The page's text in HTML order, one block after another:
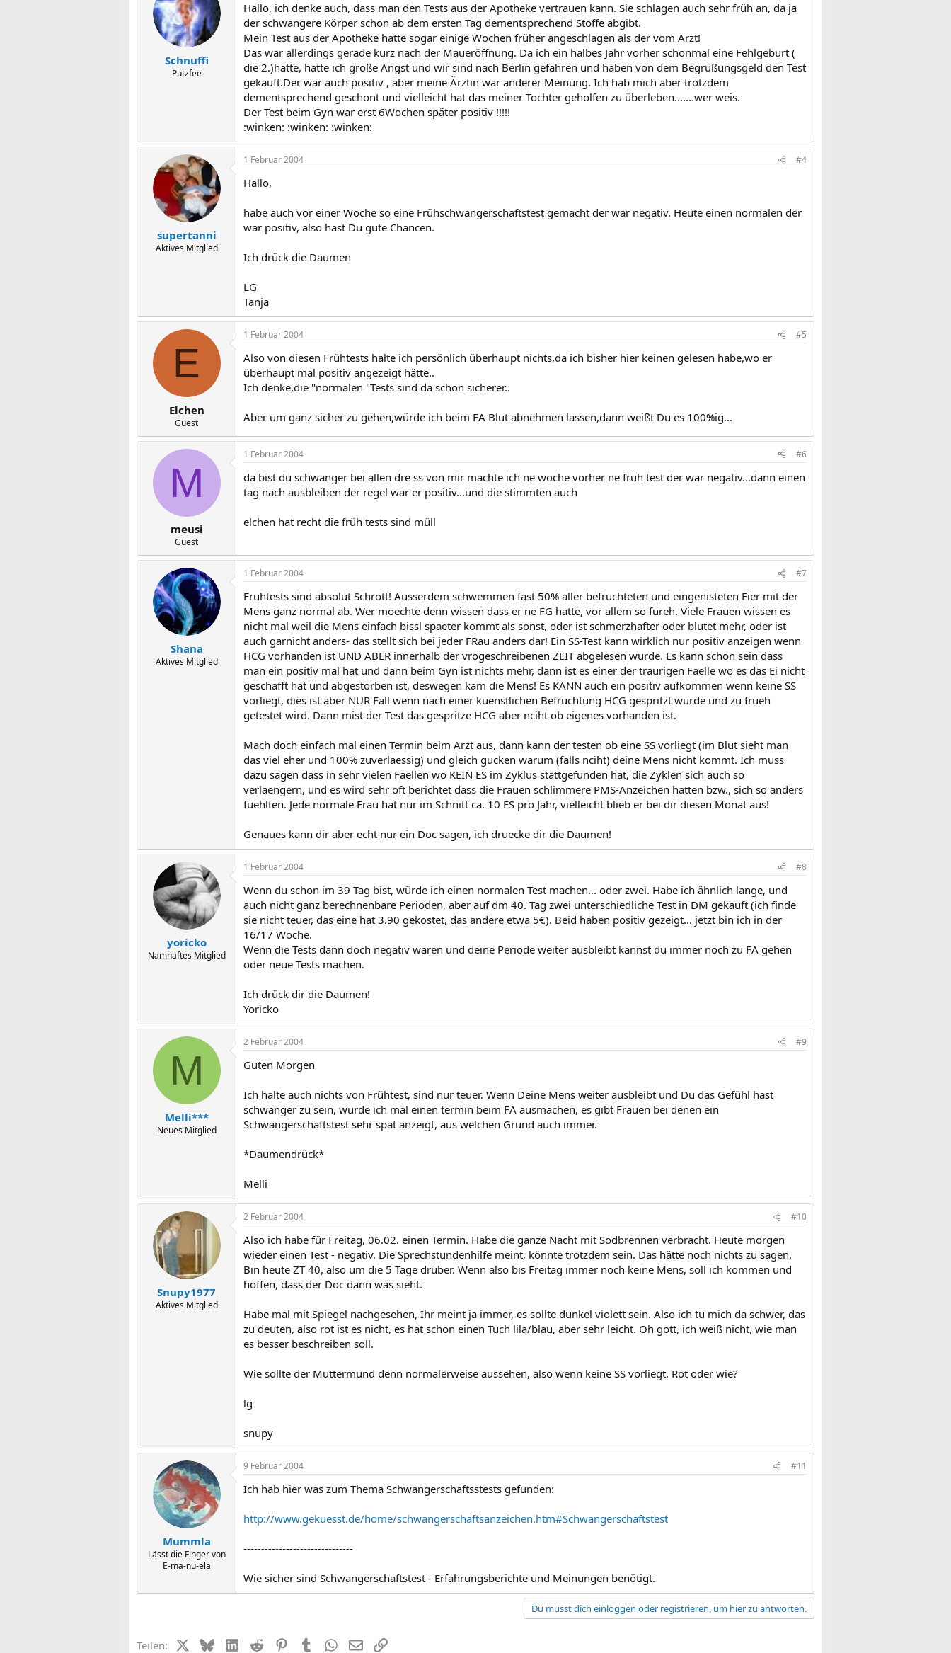
Schnuffi
Putzfee
Hallo, ich denke auch, dass man den Tests aus der Apotheke vertrauen kann. Sie schlagen auch sehr früh an, da ja
der schwangere Körper schon ab dem ersten Tag dementsprechend Stoffe abgibt.
Mein Test aus der Apotheke hatte sogar einige Wochen früher angeschlagen als der vom Arzt!
Das war allerdings gerade kurz nach der Maueröffnung. Da ich ein halbes Jahr vorher schonmal eine Fehlgeburt (
die 2.)hatte, hatte ich große Angst und wir sind nach Berlin gefahren und haben von dem Begrüßungsgeld den Test
gekauft.Der war auch positiv , aber meine Ärztin war anderer Meinung. Ich hab mich aber trotzdem
dementsprechend geschont und vielleicht hat das meiner Tochter geholfen zu überleben.......wer weis.
Der Test beim Gyn war erst 6Wochen später positiv !!!!!
:winken: :winken: :winken:
supertanni
Aktives Mitglied
1 Februar 2004 #4
Hallo,
habe auch vor einer Woche so eine Frühschwangerschaftstest gemacht der war negativ. Heute einen normalen der
war positiv, also hast Du gute Chancen.
Ich drück die Daumen
LG
Tanja
E
Elchen
Guest
1 Februar 2004 #5
Also von diesen Frühtests halte ich persönlich überhaupt nichts,da ich bisher hier keinen gelesen habe,wo er
überhaupt mal positiv angezeigt hätte..
Ich denke,die "normalen "Tests sind da schon sicherer..
Aber um ganz sicher zu gehen,würde ich beim FA Blut abnehmen lassen,dann weißt Du es 100%ig...
M
meusi
Guest
1 Februar 2004 #6
da bist du schwanger bei allen dre ss von mir machte ich ne woche vorher ne früh test der war negativ...dann einen
tag nach ausbleiben der regel war er positiv...und die stimmten auch
elchen hat recht die früh tests sind müll
Shana
Aktives Mitglied
1 Februar 2004 #7
Fruhtests sind absolut Schrott! Ausserdem schwemmen fast 50% aller befruchteten und eingenisteten Eier mit der
Mens ganz normal ab. Wer moechte denn wissen dass er ne FG hatte, vor allem so fureh. Viele Frauen wissen es
nicht mal weil die Mens einfach bissl spaeter kommt als sonst, oder ist schmerzhafter oder blutet mehr, oder ist
auch garnicht anders- das stellt sich bei jeder FRau anders dar! Ein SS-Test kann wirklich nur positiv anzeigen wenn
HCG vorhanden ist UND ABER innerhalb der vrogeschreibenen ZEIT abgelesen wurde. Es kann schon sein dass
man ein positiv mal hat und dann beim Gyn ist nichts mehr, dann ist es einer der traurigen Faelle wo es das Ei nicht
geschafft hat und abgestorben ist, deswegen kam die Mens! Es KANN auch ein positiv aufkommen wenn keine SS
vorliegt, dies ist aber NUR Fall wenn nach einer kuenstlichen Befruchtung HCG gespritzt wurde und zu frueh
getestet wird. Dann mist der Test das gespritze HCG aber nciht ob eigenes vorhanden ist.
Mach doch einfach mal einen Termin beim Arzt aus, dann kann der testen ob eine SS vorliegt (im Blut sieht man
das viel eher und 100% zuverlaessig) und gleich gucken warum (falls nciht) deine Mens nicht kommt. Ich muss
dazu sagen dass in sehr vielen Faellen wo KEIN ES im Zyklus stattgefunden hat, die Zyklen sich auch so
verlaengern, und es wird sehr oft berichtet dass die Frauen schlimmere PMS-Anzeichen hatten bzw., sich so anders
fuehlten. Jede normale Frau hat nur im Schnitt ca. 10 ES pro Jahr, vielleicht blieb er bei dir diesen Monat aus!
Genaues kann dir aber echt nur ein Doc sagen, ich druecke dir die Daumen!
yoricko
Namhaftes Mitglied
1 Februar 2004 #8
Wenn du schon im 39 Tag bist, würde ich einen normalen Test machen... oder zwei. Habe ich ähnlich lange, und
auch nicht ganz berechnenbare Perioden, aber auf dm 40. Tag zwei unterschiedliche Test in DM gekauft (ich finde
sie nicht teuer, das eine hat 3.90 gekostet, das andere etwa 5€). Beid haben positiv gezeigt... jetzt bin ich in der
16/17 Woche.
Wenn die Tests dann doch negativ wären und deine Periode weiter ausbleibt kannst du immer noch zu FA gehen
oder neue Tests machen.
Ich drück dir die Daumen!
Yoricko
M
Melli***
Neues Mitglied
2 Februar 2004 #9
Guten Morgen
Ich halte auch nichts von Frühtest, sind nur teuer. Wenn Deine Mens weiter ausbleibt und Du das Gefühl hast
schwanger zu sein, würde ich mal einen termin beim FA ausmachen, es gibt Frauen bei denen ein
Schwangerschaftstest sehr spät anzeigt, aus welchen Grund auch immer.
*Daumendrück*
Melli
Snupy1977
Aktives Mitglied
2 Februar 2004 #10
Also ich habe für Freitag, 06.02. einen Termin. Habe die ganze Nacht mit Sodbrennen verbracht. Heute morgen
wieder einen Test - negativ. Die Sprechstundenhilfe meint, könnte trotzdem sein. Das hätte noch nichts zu sagen.
Bin heute ZT 40, also um die 5 Tage drüber. Wenn also bis Freitag immer noch keine Mens, soll ich kommen und
hoffen, dass der Doc dann was sieht.
Habe mal mit Spiegel nachgesehen, Ihr meint ja immer, es sollte dunkel violett sein. Also ich tu mich da schwer, das
zu deuten, also rot ist es nicht, es hat schon einen Tuch lila/blau, aber sehr leicht. Oh gott, ich weiß nicht, wie man
es besser beschreiben soll.
Wie sollte der Muttermund denn normalerweise aussehen, also wenn keine SS vorliegt. Rot oder wie?
lg
snupy
Mummla
Lässt die Finger von
E-ma-nu-ela
9 Februar 2004 #11
Ich hab hier was zum Thema Schwangerschaftsstests gefunden:
http://www.gekuesst.de/home/schwangerschaftsanzeichen.htm#Schwangerschaftstest
-------------------------------
Wie sicher sind Schwangerschaftstest - Erfahrungsberichte und Meinungen benötigt.
Du musst dich einloggen oder registrieren, um hier zu antworten.
Teilen: X (Twitter)
BlueskyLinkedIn
Reddit PinterestTumblrWhatsApp
E-MailLink